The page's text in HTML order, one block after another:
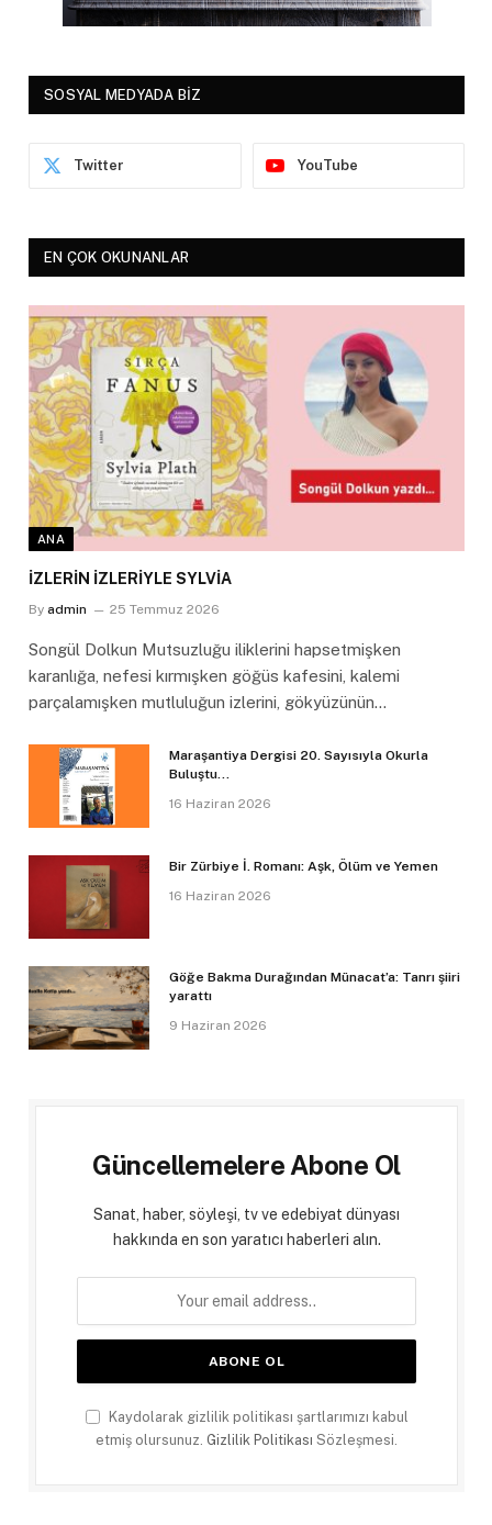
SOSYAL MEDYADA BİZ
Twitter YouTube
EN ÇOK OKUNANLAR
ANA
İZLERİN İZLERİYLE SYLVİA
By admin 25 Temmuz 2026
Songül Dolkun Mutsuzluğu iliklerini hapsetmişken
karanlığa, nefesi kırmışken göğüs kafesini, kalemi
parçalamışken mutluluğun izlerini, gökyüzünün…
Maraşantiya Dergisi 20. Sayısıyla Okurla
Buluştu…
16 Haziran 2026
Bir Zürbiye İ. Romanı: Aşk, Ölüm ve Yemen
16 Haziran 2026
Göğe Bakma Durağından Münacat’a: Tanrı şiiri
yarattı
9 Haziran 2026
Güncellemelere Abone Ol
Sanat, haber, söyleşi, tv ve edebiyat dünyası
hakkında en son yaratıcı haberleri alın.
Kaydolarak gizlilik politikası şartlarımızı kabul
etmiş olursunuz. Gizlilik Politikası Sözleşmesi.